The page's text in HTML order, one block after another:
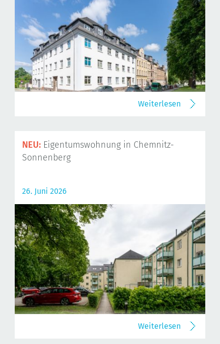
Weiterlesen
NEU: Eigentumswohnung in Chemnitz-
Sonnenberg
26. Juni 2026
Weiterlesen